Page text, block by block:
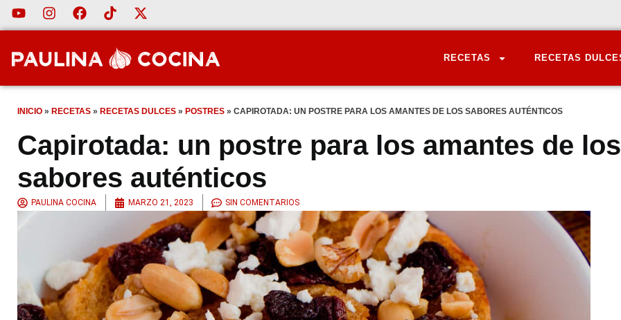
RECETAS RECETAS
INICIO » RECETAS » RECETAS DULCES » POSTRES » CAPIROTADA: UN POSTRE PARA LOS AMANTES DE LOS SABORES AUTÉNTICOS
Capirotada: un postre para los amantes de los
sabores auténticos
PAULINA COCINA MARZO 21, 2023 SIN COMENTARIOS